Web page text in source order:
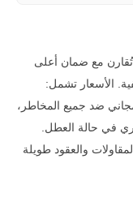
تُقارن مع ضمان أعلى
الأسعار تشمل:
ضد جميع المخاطر،
في حالة العطل.
والعقود طويلة